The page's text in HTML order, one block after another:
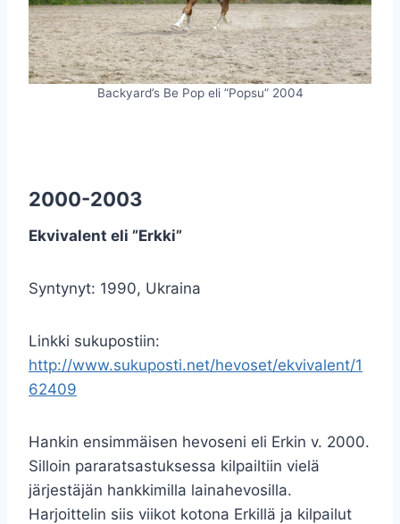
Backyard’s Be Pop eli ”Popsu” 2004
2000-2003
Ekvivalent eli ”Erkki”
Syntynyt: 1990, Ukraina
Linkki sukupostiin:
http://www.sukuposti.net/hevoset/ekvivalent/1
62409
Hankin ensimmäisen hevoseni eli Erkin v. 2000.
Silloin pararatsastuksessa kilpailtiin vielä
järjestäjän hankkimilla lainahevosilla.
Harjoittelin siis viikot kotona Erkillä ja kilpailut